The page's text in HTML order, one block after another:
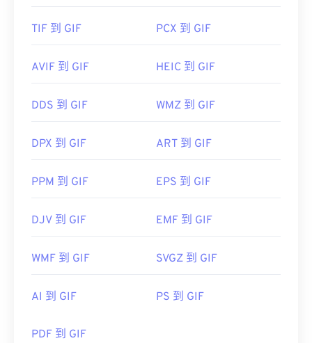
TIF 到 GIF PCX 到 GIF
AVIF 到 GIF HEIC 到 GIF
DDS 到 GIF WMZ 到 GIF
DPX 到 GIF ART 到 GIF
PPM 到 GIF EPS 到 GIF
DJV 到 GIF EMF 到 GIF
WMF 到 GIF SVGZ 到 GIF
AI 到 GIF PS 到 GIF
PDF 到 GIF